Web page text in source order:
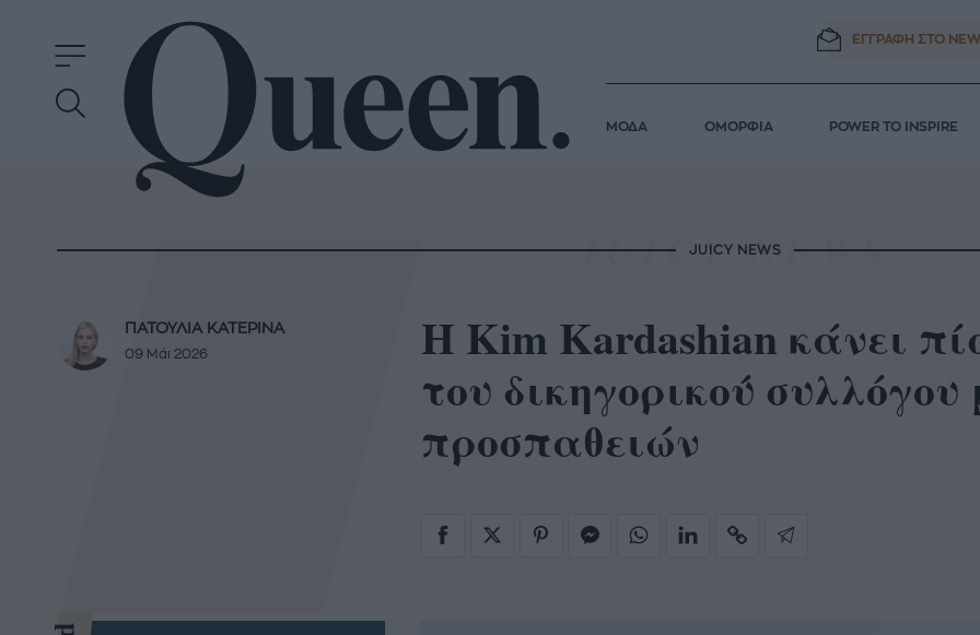
ΕΓΓΡΑΦΗ ΣΤΟ
ΜΟΔΑ ΟΜΟΡΦΙΑ POWER TO INSPIRE
JUICY NEWS
Η Kim Kardashian κάνει
του δικηγορικού
προσπαθειών
ΠΑΤΟΥΛΙΑ ΚΑΤΕΡΙΝΑ
09 Μάι 2026